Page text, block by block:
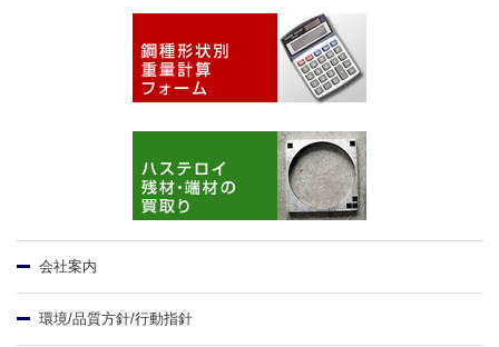
会社案内
環境/品質方針/行動指針